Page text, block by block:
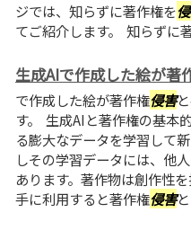
ジでは、知らずに著作権を
てご紹介します。 知らずに
生成AIで作成した絵が著
で作成した絵が著作権侵害
す。 生成AIと著作権の基本
る膨大なデータを学習して
しその学習データには、他
あります。著作物は創作性
手に利用すると著作権侵害